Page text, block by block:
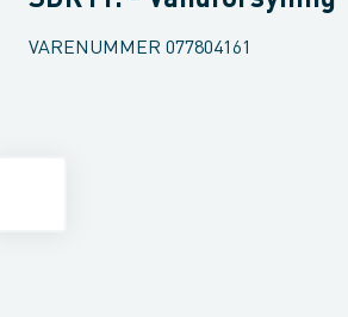
VARENUMMER 077804161